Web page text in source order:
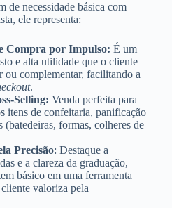
de necessidade básica com
ele representa:
Compra por Impulso: É um
e alta utilidade que o cliente
ou complementar, facilitando a
.
Selling: Venda perfeita para
itens de confeitaria, panificação
(batedeiras, formas, colheres de
Precisão: Destaque a
e a clareza da graduação,
básico em uma ferramenta
valoriza pela